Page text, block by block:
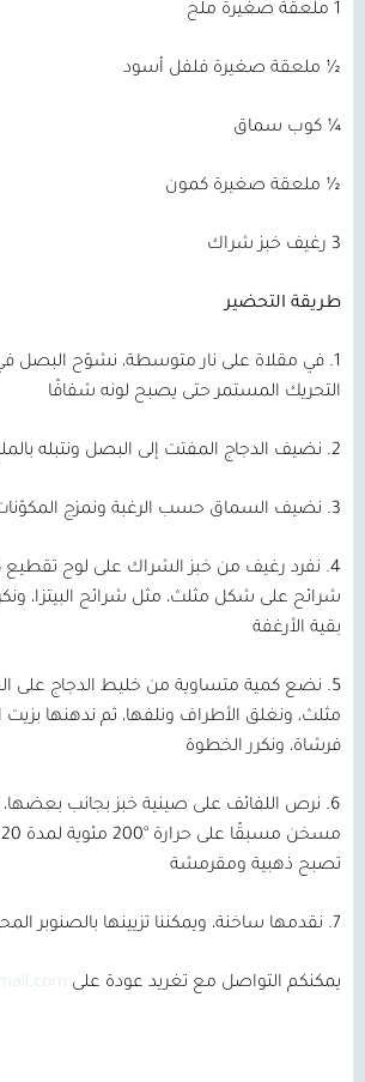
1 ملعقة صغيرة ملح
½ ملعقة صغيرة فلفل أسود
¼ كوب سماق
½ ملعقة صغيرة كمون
3 رغيف خبز شراك
طريقة التحضير
1. في مقلاة على نار متوسطة، نشوّح البصل
التحريك المستمر حتى يصبح لونه شفافًا
2. نضيف الدجاج المفتت إلى البصل ونتبله بالملح والفلفل
3. نضيف السماق حسب الرغبة ونمزج المكوّنات جيدًا
شرائح على شكل مثلث، مثل شرائح البيتزا،
بقية الأرغفة
5. نضع كمية متساوية من خليط الدجاج على
مثلث، ونغلق الأطراف ونلفها، ثم ندهنها بزيت
فرشاة، ونكرر الخطوة
6. نرص اللفائف على صينية خبز بجانب
تصبح ذهبية ومقرمشة
7. نقدمها ساخنة، ويمكننا تزيينها بالصنوبر المحمص
يمكنكم التواصل مع تغريد عودة على